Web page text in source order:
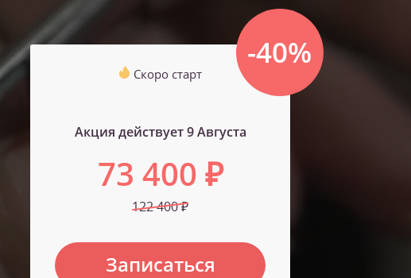
-40%
Скоро старт
Акция действует 9 Августа
73 400 ₽
122 400 ₽
Записаться